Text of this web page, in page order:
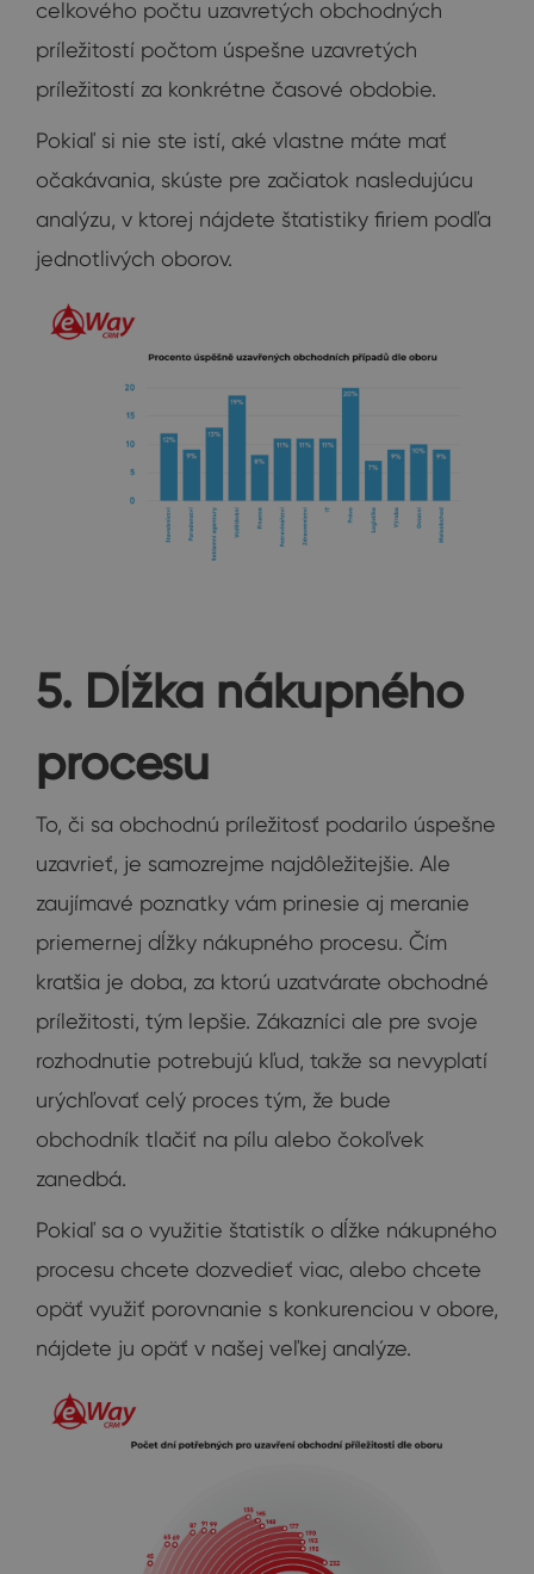
celkového počtu uzavretých obchodných
príležitostí počtom úspešne uzavretých
príležitostí za konkrétne časové obdobie.
Pokiaľ si nie ste istí, aké vlastne máte mať
očakávania, skúste pre začiatok nasledujúcu
analýzu, v ktorej nájdete štatistiky firiem podľa
jednotlivých oborov.
5. Dĺžka nákupného
procesu
To, či sa obchodnú príležitosť podarilo úspešne
uzavrieť, je samozrejme najdôležitejšie. Ale
zaujímavé poznatky vám prinesie aj meranie
priemernej dĺžky nákupného procesu. Čím
kratšia je doba, za ktorú uzatvárate obchodné
príležitosti, tým lepšie. Zákazníci ale pre svoje
rozhodnutie potrebujú kľud, takže sa nevyplatí
urýchľovať celý proces tým, že bude
obchodník tlačiť na pílu alebo čokoľvek
zanedbá.
Pokiaľ sa o využitie štatistík o dĺžke nákupného
procesu chcete dozvedieť viac, alebo chcete
opäť využiť porovnanie s konkurenciou v obore,
nájdete ju opäť v našej veľkej analýze.